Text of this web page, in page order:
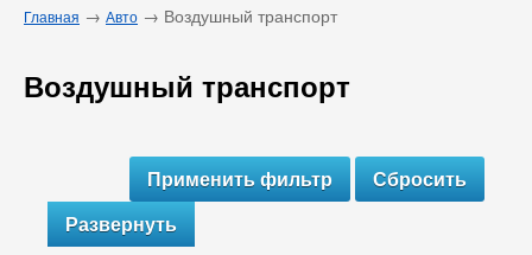
Главная → Авто → Воздушный транспорт
Воздушный транспорт
Развернуть